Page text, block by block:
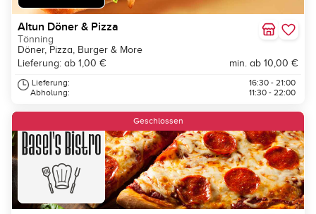
Altun Döner & Pizza
Tönning
Döner, Pizza, Burger & More
Lieferung: ab 1,00 €
min. ab 10,00 €
Lieferung:
Abholung:
16:30 - 21:00
11:30 - 22:00
Geschlossen